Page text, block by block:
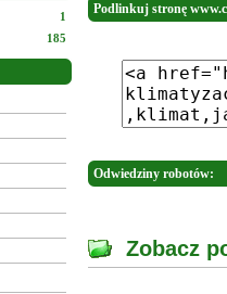
1
185
Podlinkuj stronę
Odwiedziny robotów:
Zobacz